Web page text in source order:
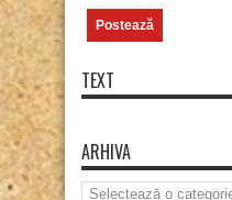
TEXT
ARHIVA
Arhiva